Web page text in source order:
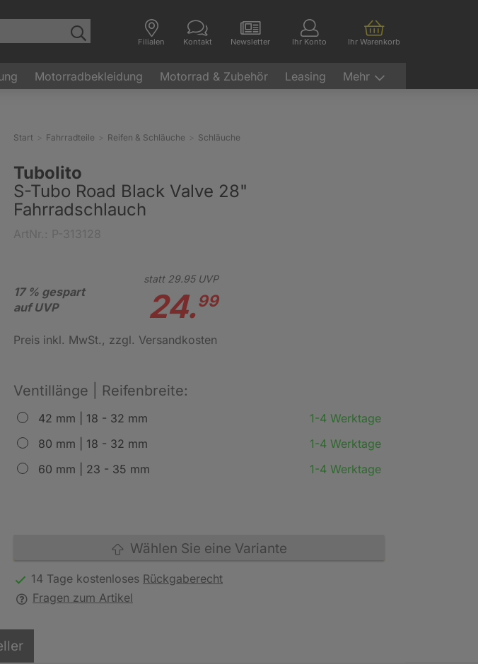
Filialen Kontakt Newsletter Ihr Konto Ihr Warenkorb
Motorradbekleidung Motorrad & Zubehör Leasing Mehr
Start Fahrradteile Reifen & Schläuche Schläuche
Tubolito
S-Tubo Road Black Valve 28"
Fahrradschlauch
17 % gespart
auf UVP
statt 29.95UVP
24.99
Preis inkl. MwSt., zzgl. Versandkosten
Ventillänge | Reifenbreite:
42 mm | 18 - 32 mm
1-4 Werktage
80 mm | 18 - 32 mm
1-4 Werktage
60 mm | 23 - 35 mm
1-4 Werktage
Wählen Sie eine Variante
14 Tage kostenloses Rückgaberecht
Fragen zum Artikel